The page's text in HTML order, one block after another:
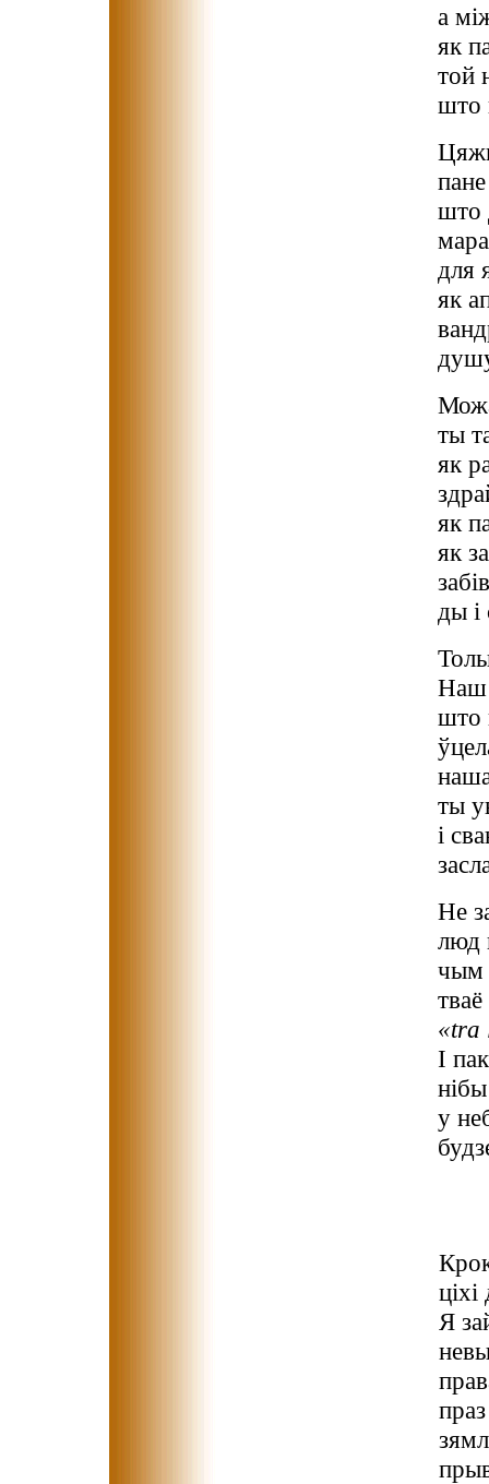
а
як
той
што
што
для
як
ты
як
як
як
ды і
Наш
што
ты
і
Не
люд
чым
«tra
І
у
Я